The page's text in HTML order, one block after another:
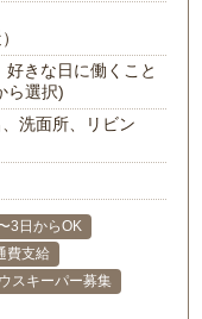
きな日に働くこと
ら選択)
洗面所、リビン
3日からOK
費支給
スキーパー募集